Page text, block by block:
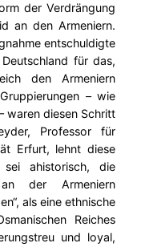
der Verdrängung
an den Armeniern.
entschuldigte
für das,
den Armeniern
– wie
waren diesen Schritt
Professor für
Erfurt, lehnt diese
ahistorisch, die
der Armeniern
als eine ethnische
Reiches
und loyal,